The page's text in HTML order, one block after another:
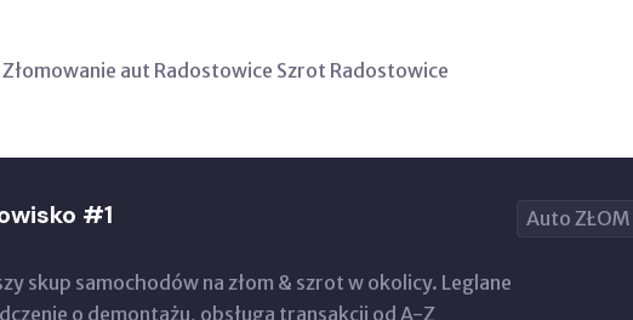
Złomowanie aut Radostowice Szrot Radostowice
#1
skup samochodów na złom & szrot w okolicy. Leglane
o demontażu, obsługa transakcji od A-Z
Auto ZŁOM